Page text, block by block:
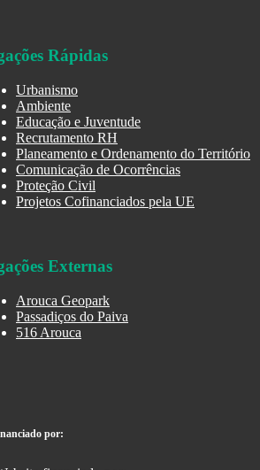
Rápidas
Urbanismo
Ambiente
Educação e Juventude
Recrutamento RH
Planeamento e Ordenamento do Território
Comunicação de Ocorrências
Proteção Civil
Projetos Cofinanciados pela UE
Externas
Arouca Geopark
Passadiços do Paiva
516 Arouca
por: